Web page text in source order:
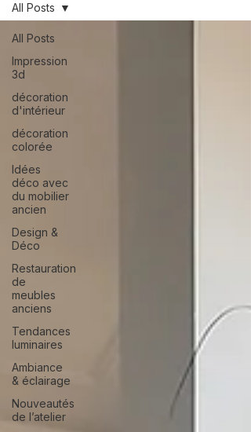
All Posts
Impression
3d
décoration
d'intérieur
décoration
colorée
Idées
déco avec
du mobilier
ancien
Design &
Déco
Restauration
de
meubles
anciens
Tendances
luminaires
Ambiance
& éclairage
Nouveautés
de l’atelier
All Posts